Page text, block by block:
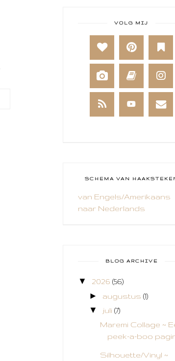
BAKKEN
BEESTENBOEL
BOEKEN
BREIEN
BRUSHO
CARDS ONLY
CHALLENGE
CREATIVE FABRICA
CUPCAKES
VOLG MIJ
SCHEMA VAN
van Engels/Amerikaans
naar Nederlands
BLOG ARCHIVE
▼ 2026 (56)
► augustus (1)
▼ juli (7)
Maremi Collage ~
peek-a-boo
Silhouette/Vinyl ~